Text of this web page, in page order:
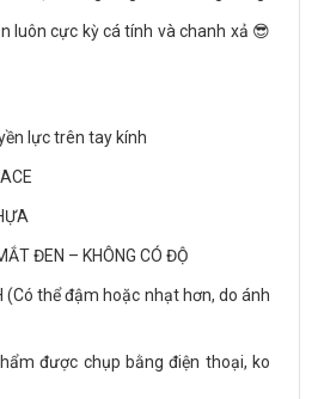
luôn cực kỳ cá tính và chanh xả 😎
lực trên tay kính
ĐEN – KHÔNG CÓ ĐỘ
(Có thể đậm hoặc nhạt hơn, do ánh
được chụp bằng điện thoại, ko